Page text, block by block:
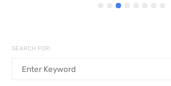
SEARCH FOR: